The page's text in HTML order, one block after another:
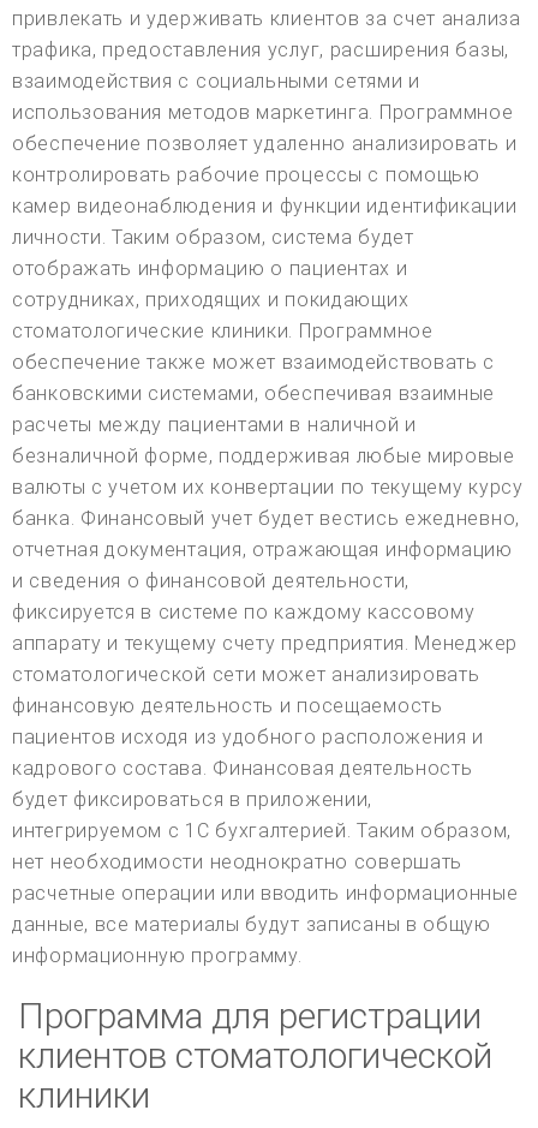
привлекать и удерживать клиентов за счет анализа
трафика, предоставления услуг, расширения базы,
взаимодействия с социальными сетями и
использования методов маркетинга. Программное
обеспечение позволяет удаленно анализировать и
контролировать рабочие процессы с помощью
камер видеонаблюдения и функции идентификации
личности. Таким образом, система будет
отображать информацию о пациентах и
сотрудниках, приходящих и покидающих
стоматологические клиники. Программное
обеспечение также может взаимодействовать с
банковскими системами, обеспечивая взаимные
расчеты между пациентами в наличной и
безналичной форме, поддерживая любые мировые
валюты с учетом их конвертации по текущему курсу
банка. Финансовый учет будет вестись ежедневно,
отчетная документация, отражающая информацию
и сведения о финансовой деятельности,
фиксируется в системе по каждому кассовому
аппарату и текущему счету предприятия. Менеджер
стоматологической сети может анализировать
финансовую деятельность и посещаемость
пациентов исходя из удобного расположения и
кадрового состава. Финансовая деятельность
будет фиксироваться в приложении,
интегрируемом с 1С бухгалтерией. Таким образом,
нет необходимости неоднократно совершать
расчетные операции или вводить информационные
данные, все материалы будут записаны в общую
информационную программу.
Программа для регистрации
клиентов стоматологической
клиники